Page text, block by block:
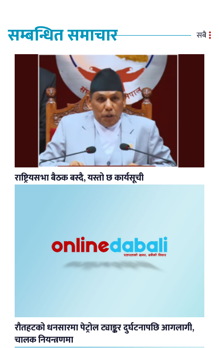
सम्बन्धित समाचार सबै
राष्ट्रियसभा बैठक बस्दै, यस्तो छ कार्यसूची
रौतहटको धनसारमा पेट्रोल ट्याङ्कर दुर्घटनापछि आगलागी,
चालक नियन्त्रणमा